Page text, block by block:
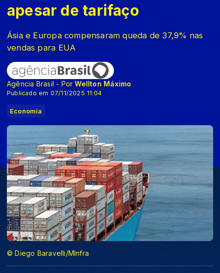
apesar de tarifaço
Ásia e Europa compensaram queda de 37,9% nas
vendas para EUA
Agência Brasil - PorWellton Máximo
Publicado em 07/11/2025 11:04
Economia
© Diego Baravelli/MInfra